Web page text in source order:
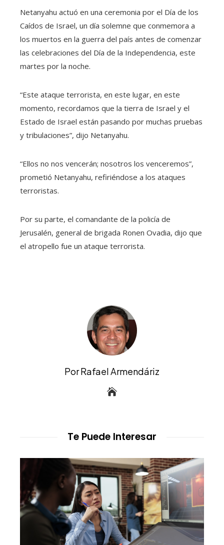
Netanyahu actuó en una ceremonia por el Día de los
Caídos de Israel, un día solemne que conmemora a
los muertos en la guerra del país antes de comenzar
las celebraciones del Día de la Independencia, este
martes por la noche.
“Este ataque terrorista, en este lugar, en este
momento, recordamos que la tierra de Israel y el
Estado de Israel están pasando por muchas pruebas
y tribulaciones”, dijo Netanyahu.
“Ellos no nos vencerán; nosotros los venceremos”,
prometió Netanyahu, refiriéndose a los ataques
terroristas.
Por su parte, el comandante de la policía de
Jerusalén, general de brigada Ronen Ovadia, dijo que
el atropello fue un ataque terrorista.
Por Rafael Armendáriz
Te Puede Interesar